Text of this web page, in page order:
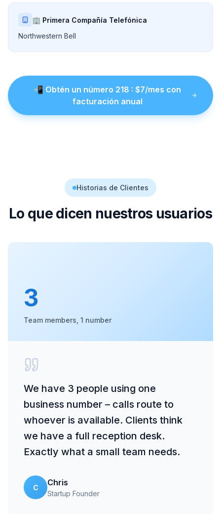
🏢 Primera Compañía Telefónica
Northwestern Bell
📲 Obtén un número 218 : $7/mes con
facturación anual
Historias de Clientes
Lo que dicen nuestros usuarios
3
Team members, 1 number
We have 3 people using one
business number – calls route to
whoever is available. Clients think
we have a full reception desk.
Exactly what a small team needs.
C
Chris
Startup Founder